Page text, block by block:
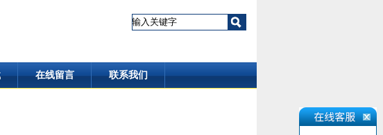
在线留言 联系我们